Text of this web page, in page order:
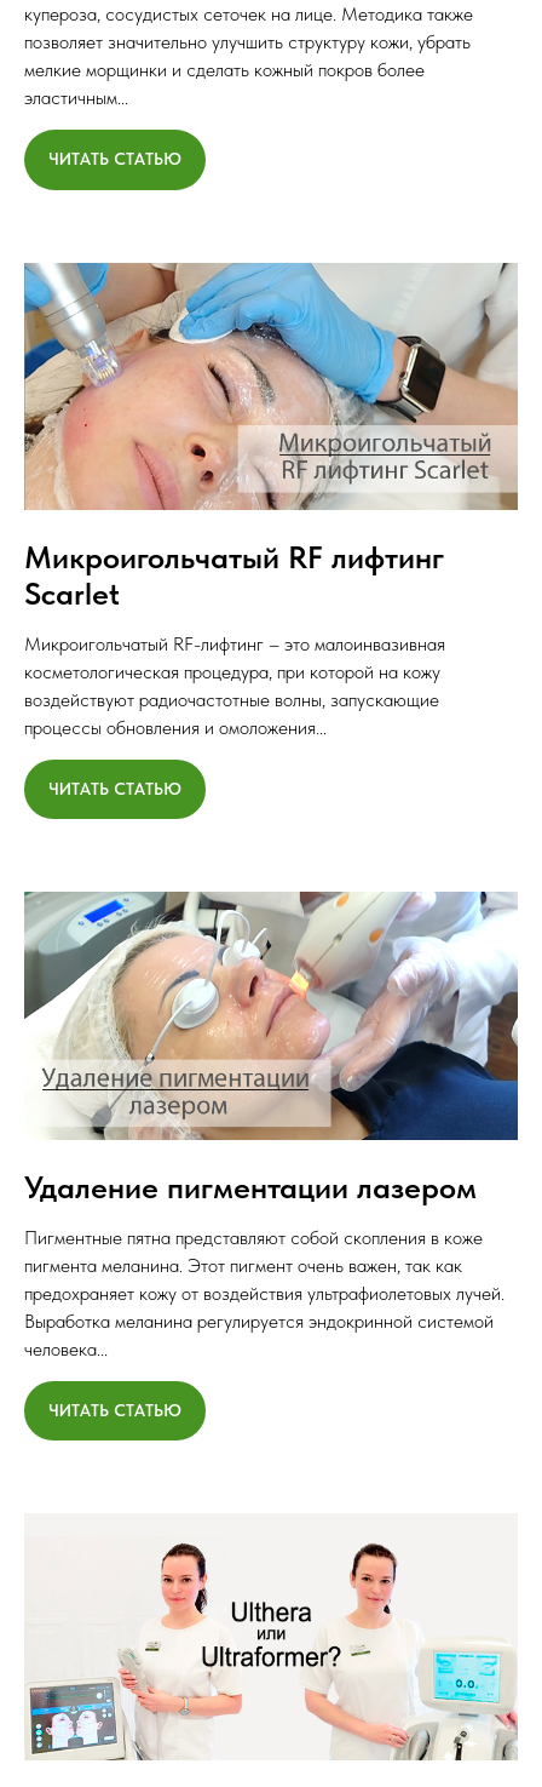
купероза, сосудистых сеточек на лице. Методика также
позволяет значительно улучшить структуру кожи, убрать
мелкие морщинки и сделать кожный покров более
эластичным...
ЧИТАТЬ СТАТЬЮ
Микроигольчатый RF лифтинг
Scarlet
Микроигольчатый RF-лифтинг – это малоинвазивная
косметологическая процедура, при которой на кожу
воздействуют радиочастотные волны, запускающие
процессы обновления и омоложения...
ЧИТАТЬ СТАТЬЮ
Удаление пигментации лазером
Пигментные пятна представляют собой скопления в коже
пигмента меланина. Этот пигмент очень важен, так как
предохраняет кожу от воздействия ультрафиолетовых лучей.
Выработка меланина регулируется эндокринной системой
человека...
ЧИТАТЬ СТАТЬЮ